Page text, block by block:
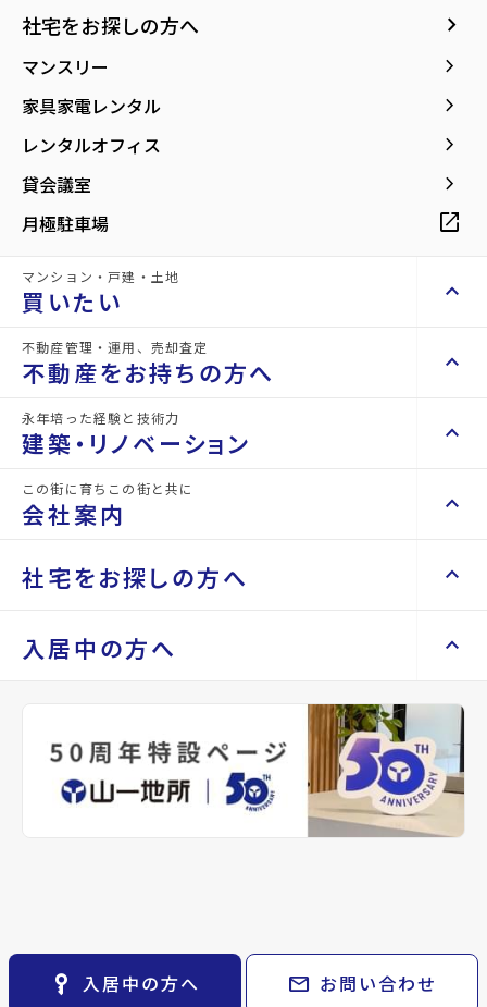
社宅をお探しの方へ keyboard_arrow_right
マンスリー keyboard_arrow_right
家具家電レンタル keyboard_arrow_right
レンタルオフィス keyboard_arrow_right
貸会議室 keyboard_arrow_right
月極駐車場 open_in_new
マンション・戸建・土地
買いたい keyboard_arrow_up
不動産を買いたい方へ keyboard_arrow_right
space_dashboard
エリアから探す
space_dashboard
土地を探す
エリアから探す
train
路線から探す
事業用・投資用を探す keyboard_arrow_right
検索条件
不動産管理・運用、売却査定
不動産をお持ちの方へ keyboard_arrow_up
不動産をお持ちの方へ keyboard_arrow_right
山一地所の賃貸管理
不動産を貸すまでの流れ
空き家サポートサービス
不動産を売却したい keyboard_arrow_right
相続相談をしたい keyboard_arrow_right
不動産に投資したい keyboard_arrow_right
永年培った経験と技術力
建築・リノベーション keyboard_arrow_up
建築・リノベーション keyboard_arrow_right
Renotta（リノッタ） keyboard_arrow_right
この街に育ちこの街と共に
会社案内 keyboard_arrow_up
会社案内 keyboard_arrow_right
会社概要・沿革 keyboard_arrow_right
keyboard_arrow_right
パーパス keyboard_arrow_right
CM紹介
社宅をお探しの方へ keyboard_arrow_up
社宅をお探しの方へ keyboard_arrow_right
keyboard_arrow_right
レンタルオフィス keyboard_arrow_right
貸会議室 keyboard_arrow_right
open_in_new
入居中の方へ keyboard_arrow_up
keyboard_arrow_right
退去される方へ keyboard_arrow_right
※準備中 住まいのしおり（PDF）
key_vertical 入居中の方へ mail お問い合わせ
所在地 宮城県仙台市宮城野区萩野町2丁目
location_on グーグルマップでみる
築年月 2020年12月
【2020年築の快適1LDK！猫ちゃんとハッ
詳細情報 details
物件名 ココスタイル萩野町
所在地
仙台市営バス バス停『宮千代1丁目』から
仙石線/宮城野原駅 徒歩16分
ート
築年月
2020年
12月
間取り 1LDK 間取り内訳
LDK 10
帖
洋室 5
方位 東向き 構造 木造